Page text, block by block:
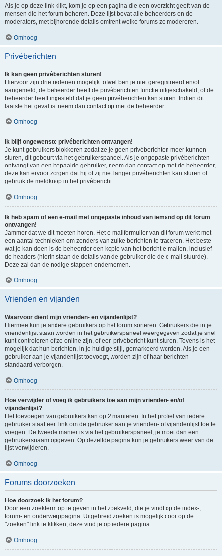
Als je op deze link klikt, kom je op een pagina die een overzicht geeft van de
mensen die het forum beheren. Deze lijst bevat alle beheerders en de
moderators, met bijhorende details omtrent welke forums ze modereren.
Omhoog
Privéberichten
Ik kan geen privéberichten sturen!
Hiervoor zijn drie redenen mogelijk: ofwel ben je niet geregistreerd en/of
aangemeld, de beheerder heeft de privéberichten functie uitgeschakeld, of de
beheerder heeft ingesteld dat je geen privéberichten kan sturen. Indien dit
laatste het geval is, neem dan contact op met de beheerder.
Omhoog
Ik blijf ongewenste privéberichten ontvangen!
Je kunt gebruikers blokkeren zodat ze je geen privéberichten meer kunnen
sturen, dit gebeurt via het gebruikerspaneel. Als je ongepaste privéberichten
ontvangt van een bepaalde gebruiker, neem dan contact op met de beheerder,
deze kan ervoor zorgen dat hij of zij niet langer privéberichten kan sturen of
gebruik de meldknop in het privébericht.
Omhoog
Ik heb spam of een e-mail met ongepaste inhoud van iemand op dit forum
ontvangen!
Jammer dat we dit moeten horen. Het e-mailformulier van dit forum werkt met
een aantal technieken om zenders van zulke berichten te traceren. Het beste
wat je kan doen is de beheerder een kopie van het bericht e-mailen, inclusief
de headers (hierin staan de details van de gebruiker die de e-mail stuurde).
Deze zal dan de nodige stappen ondernemen.
Omhoog
Vrienden en vijanden
Waarvoor dient mijn vrienden- en vijandenlijst?
Hiermee kun je andere gebruikers op het forum sorteren. Gebruikers die in je
vriendenlijst staan worden in het gebruikerspaneel weergegeven zodat je snel
kunt controleren of ze online zijn, of een privébericht kunt sturen. Tevens is het
mogelijk dat hun berichten, in je huidige stijl, gemarkeerd worden. Als je een
gebruiker aan je vijandenlijst toevoegt, worden zijn of haar berichten
standaard verborgen.
Omhoog
Hoe verwijder of voeg ik gebruikers toe aan mijn vrienden- en/of
vijandenlijst?
Het toevoegen van gebruikers kan op 2 manieren. In het profiel van iedere
gebruiker staat een link om de gebruiker aan je vrienden- of vijandenlijst toe te
voegen. De tweede manier is via het gebruikerspaneel, je moet dan een
gebruikersnaam opgeven. Op dezelfde pagina kun je gebruikers weer van de
lijst verwijderen.
Omhoog
Forums doorzoeken
Hoe doorzoek ik het forum?
Door een zoekterm op te geven in het zoekveld, die je vindt op de index-,
forum- en onderwerppagina. Uitgebreid zoeken is mogelijk door op de
"zoeken" link te klikken, deze vind je op iedere pagina.
Omhoog